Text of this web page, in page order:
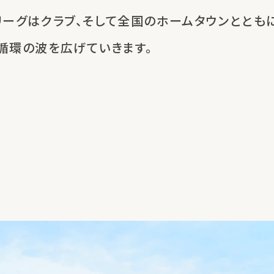
ーグはクラブ、 そして全国のホームタウンととも
環の波を広げていきます。